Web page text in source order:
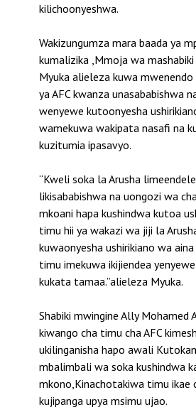
kilichoonyeshwa.
Wakizungumza mara baada ya
kumalizika ,Mmoja wa
Myuka alieleza kuwa
ya AFC kwanza unasababishwa
wenyewe kutoonyesha
wamekuwa wakipata nasafi na
kuzitumia ipasavyo.
“Kweli soka la Arusha
likisababishwa na uongozi wa
mkoani hapa kushindwa kutoa
timu hii ya wakazi wa jiji la
kuwaonyesha ushirikiano wa
timu imekuwa ikijiendea
kukata tamaa.”alieleza Myuka.
Shabiki mwingine Ally Mohamed
kiwango cha timu cha AFC
ukilinganisha hapo awali
mbalimbali wa soka kushindwa
mkono,Kinachotakiwa timu ikae
kujipanga upya msimu ujao.